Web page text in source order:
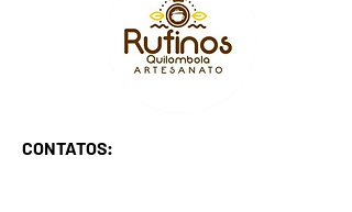
CONTATOS: